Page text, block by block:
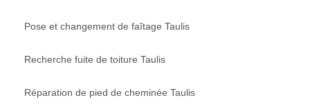
Pose et changement de faîtage Taulis
Recherche fuite de toiture Taulis
Réparation de pied de cheminée Taulis